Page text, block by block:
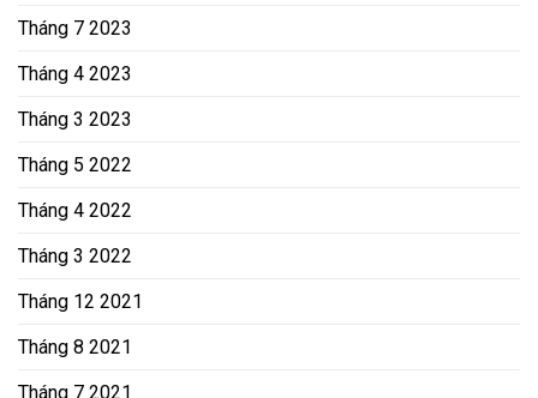
Tháng 7 2023
Tháng 4 2023
Tháng 3 2023
Tháng 5 2022
Tháng 4 2022
Tháng 3 2022
Tháng 12 2021
Tháng 8 2021
Tháng 7 2021